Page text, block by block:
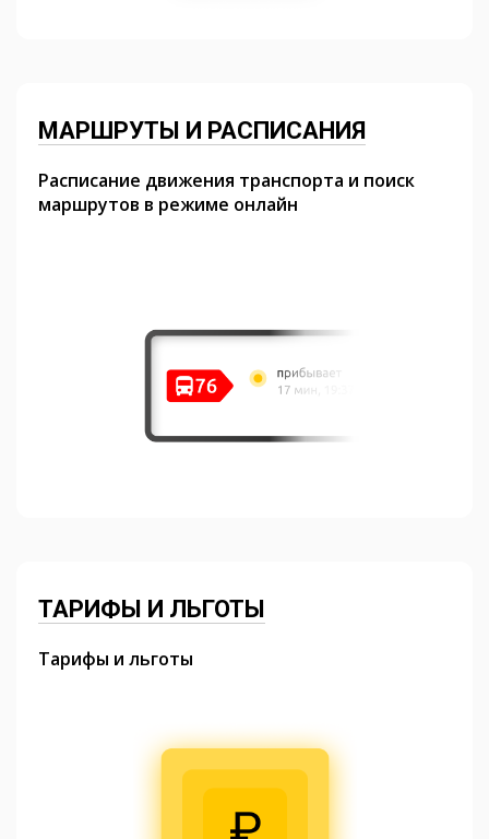
МАРШРУТЫ И РАСПИСАНИЯ
Расписание движения транспорта и поиск
маршрутов в режиме онлайн
ТАРИФЫ И ЛЬГОТЫ
Тарифы и льготы